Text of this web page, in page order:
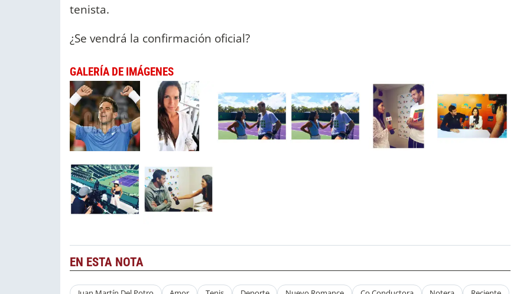
tenista.
¿Se vendrá la confirmación oficial?
GALERÍA DE IMÁGENES
EN ESTA NOTA